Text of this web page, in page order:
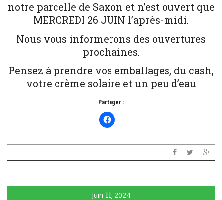
notre parcelle de Saxon et n’est ouvert que
MERCREDI 26 JUIN l’après-midi.
Nous vous informerons des ouvertures
prochaines.
Pensez à prendre vos emballages, du cash,
votre crème solaire et un peu d’eau
Partager :
Juin 11 2024